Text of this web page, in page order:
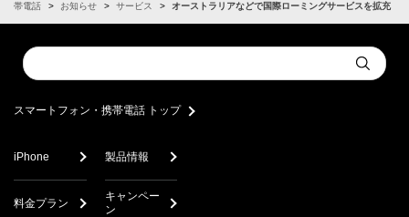
携帯電話 お知らせ サービス オーストラリアなどで国際ローミングサービスを拡充
Conduct
a
Submit
スマートフォン・携帯電話 トップ
iPhone 製品情報
料金プラン
キャンペー
ン